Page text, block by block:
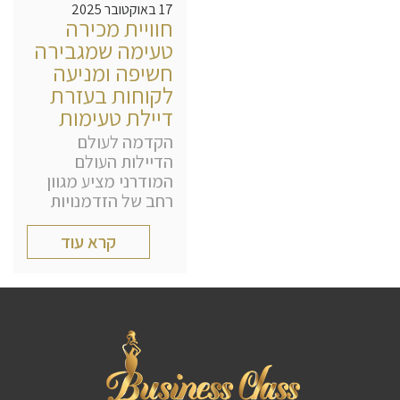
17 באוקטובר 2025
חוויית מכירה
טעימה שמגבירה
חשיפה ומניעה
לקוחות בעזרת
דיילת טעימות
הקדמה לעולם
הדיילות העולם
המודרני מציע מגוון
רחב של הזדמנויות
קרא עוד